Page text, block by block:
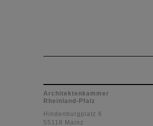
Architektenkammer
Rheinland-Pfalz
Hindenburgplatz 6
55118 Mainz